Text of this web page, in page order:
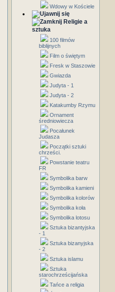
Wdowy w Kościele
Religie a
sztuka
100 filmów
biblijnych
Film o świętym
Fresk w Staszowie
Gwiazda
Judyta - 1
Judyta - 2
Katakumby Rzymu
Ornament
średniowiecza
Pocałunek
Judasza
Początki sztuki
chrześci.
Powstanie teatru
FR
Symbolika barw
Symbolika kamieni
Symbolika kolorów
Symbolika koła
Symbolika lotosu
Sztuka bizantyjska
- 1
Sztuka bizanyjska
- 2
Sztuka islamu
Sztuka
starochrześcijańska
Tańce a religia